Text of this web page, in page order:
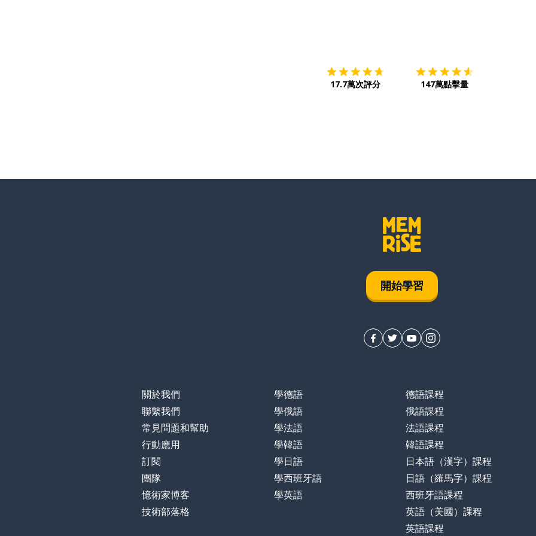
17.7萬次評分 147萬點擊量
開始學習
關於我們
聯繫我們
常見問題和幫助
行動應用
訂閱
團隊
憶術家博客
技術部落格
學德語
學俄語
學法語
學韓語
學日語
學西班牙語
學英語
德語課程
俄語課程
法語課程
韓語課程
日本語（漢字）課程
日語（羅馬字）課程
西班牙語課程
英語（美國）課程
英語課程